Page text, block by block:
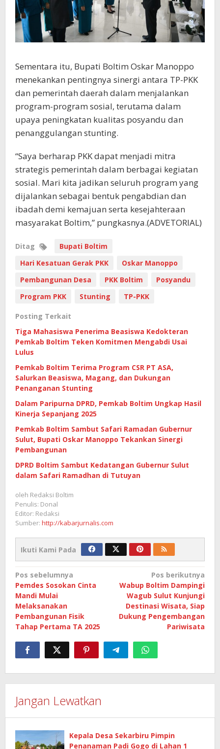
Sementara itu, Bupati Boltim Oskar Manoppo
menekankan pentingnya sinergi antara TP-PKK
dan pemerintah daerah dalam menjalankan
program-program sosial, terutama dalam
upaya peningkatan kualitas posyandu dan
penanggulangan stunting.
“Saya berharap PKK dapat menjadi mitra
strategis pemerintah dalam berbagai kegiatan
sosial. Mari kita jadikan seluruh program yang
dijalankan sebagai bentuk pengabdian dan
ibadah demi kemajuan serta kesejahteraan
masyarakat Boltim,” pungkasnya.(ADVETORIAL)
Ditag
Bupati Boltim
Hari Kesatuan Gerak PKK
Oskar Manoppo
Pembangunan Desa
PKK Boltim
Posyandu
Program PKK
Stunting TP-PKK
Posting Terkait
Tiga Mahasiswa Penerima Beasiswa Kedokteran
Pemkab Boltim Teken Komitmen Mengabdi Usai
Lulus
Pemkab Boltim Terima Program CSR PT ASA,
Salurkan Beasiswa, Magang, dan Dukungan
Penanganan Stunting
Dalam Paripurna DPRD, Pemkab Boltim Ungkap Hasil
Kinerja Sepanjang 2025
Pemkab Boltim Sambut Safari Ramadan Gubernur
Sulut, Bupati Oskar Manoppo Tekankan Sinergi
Pembangunan
DPRD Boltim Sambut Kedatangan Gubernur Sulut
dalam Safari Ramadhan di Tutuyan
oleh Redaksi Boltim
Penulis: Donal
Editor: Redaksi
Sumber: http://kabarjurnalis.com
Ikuti Kami Pada
Navigasi
pos
Pos sebelumnya
Pemdes Sosokan Cinta
Mandi Mulai
Melaksanakan
Pembangunan Fisik
Tahap Pertama TA 2025
Pos berikutnya
Wabup Boltim Dampingi
Wagub Sulut Kunjungi
Destinasi Wisata, Siap
Dukung Pengembangan
Pariwisata
Jangan Lewatkan
Kepala Desa Sekarbiru Pimpin
Penanaman Padi Gogo di Lahan 1